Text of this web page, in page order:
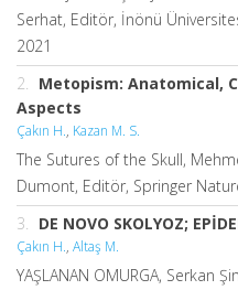
Serhat, Editör, İnönü
2021
2. Metopism: Anatomical,
Aspects
Çakın H., Kazan M. S.
The Sutures of the Skull,
Dumont, Editör, Springer
3. DE NOVO SKOLYOZ;
Çakın H., Altaş M.
YAŞLANAN OMURGA, Serkan